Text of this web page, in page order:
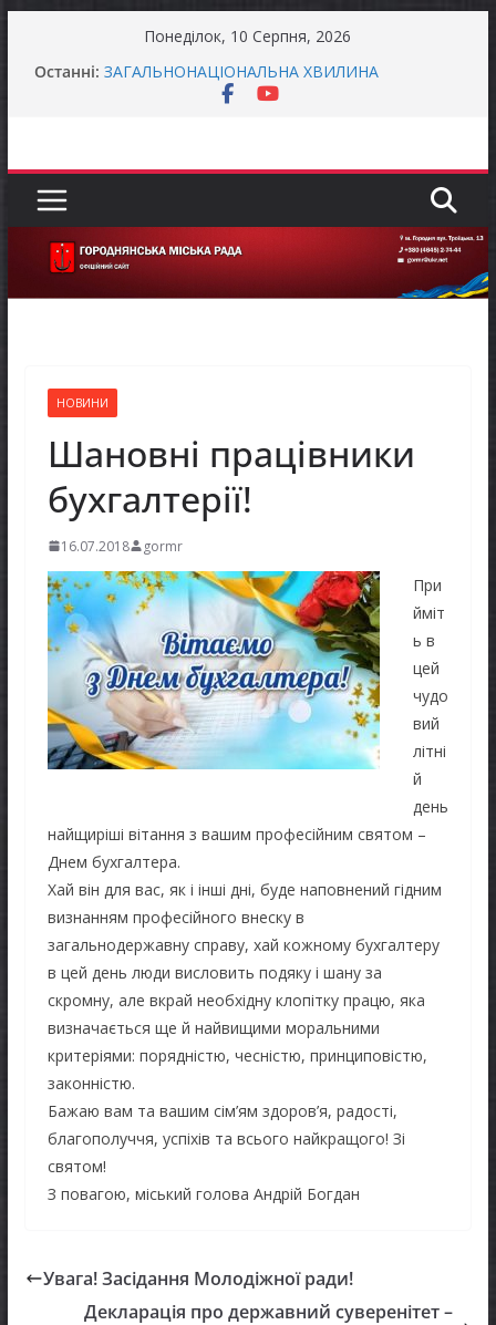
Понеділок, 10 Серпня, 2026
Останні: ЗАГАЛЬНОНАЦІОНАЛЬНА ХВИЛИНА
Завдяки діяльності Rotary International
започатковано проєкт «Здоров’я дітей
України»
НОВИНИ
Шановні працівники
бухгалтерії!
16.07.2018 gormr
При
йміт
ь в
цей
чудо
вий
літні
й
день
найщиріші вітання з вашим професійним святом –
Днем бухгалтера.
Хай він для вас, як і інші дні, буде наповнений гідним
визнанням професійного внеску в
загальнодержавну справу, хай кожному бухгалтеру
в цей день люди висловить подяку і шану за
скромну, але вкрай необхідну клопітку працю, яка
визначається ще й найвищими моральними
критеріями: порядністю, чесністю, принциповістю,
законністю.
Бажаю вам та вашим сім’ям здоров’я, радості,
благополуччя, успіхів та всього найкращого! Зі
святом!
З повагою, міський голова Андрій Богдан
Увага! Засідання Молодіжної ради!
Декларація про державний суверенітет –